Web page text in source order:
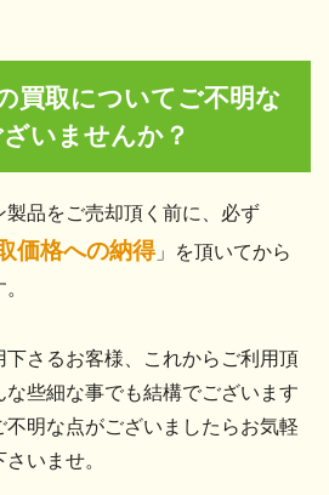
買取についてご不明な
いませんか？
製品をご売却頂く前に、必ず
価格への納得」を頂いてから
。
下さるお客様、これからご利用頂
些細な事でも結構でございます
明な点がございましたらお気軽
いませ。